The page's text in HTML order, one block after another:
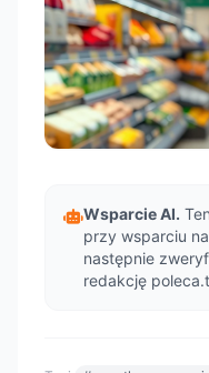
Wsparcie AI.
przy wsparciu
następnie
redakcję